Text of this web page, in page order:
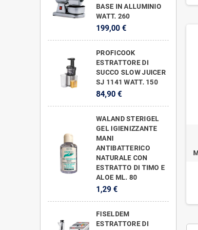
BASE IN ALLUMINIO
WATT. 260
199,00 €
PROFICOOK
ESTRATTORE DI
SUCCO SLOW JUICER
SJ 1141 WATT. 150
84,90 €
WALAND STERIGEL
GEL IGIENIZZANTE
MANI
ANTIBATTERICO
NATURALE CON
ESTRATTO DI TIMO E
ALOE ML. 80
1,29 €
FISELDEM
ESTRATTORE DI